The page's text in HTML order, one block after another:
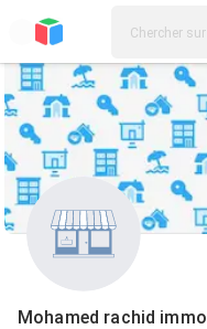
Mohamed rachid immo